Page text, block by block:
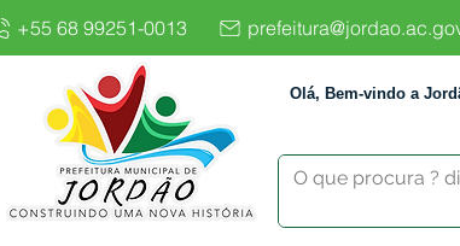
+55 68 99251-0013
Olá, Bem-vindo a